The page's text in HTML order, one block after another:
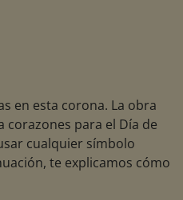
en esta corona. La obra
para el Día de
cualquier símbolo
te explicamos cómo